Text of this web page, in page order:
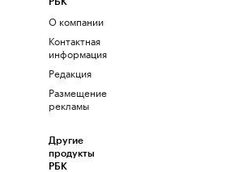
О компании
Контактная
информация
Редакция
Размещение
рекламы
Другие
продукты
РБК